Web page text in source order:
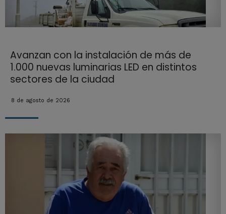
Avanzan con la instalación de más de
1.000 nuevas luminarias LED en distintos
sectores de la ciudad
8 de agosto de 2026